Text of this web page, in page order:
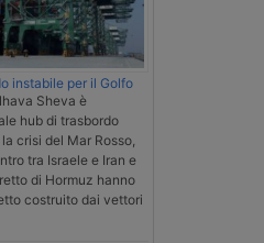
instabile per il Golfo
Sheva è
hub di trasbordo
crisi del Mar Rosso,
tra Israele e Iran e
di Hormuz hanno
costruito dai vettori